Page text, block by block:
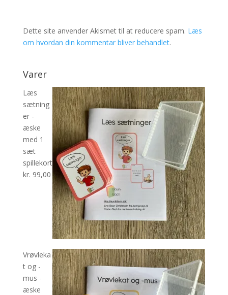
Dette site anvender Akismet til at reducere spam. Læs
om hvordan din kommentar bliver behandlet.
Varer
Læs
sætning
er -
æske
med 1
sæt
spillekort
kr. 99,00
Vrøvleka
t og -
mus -
æske